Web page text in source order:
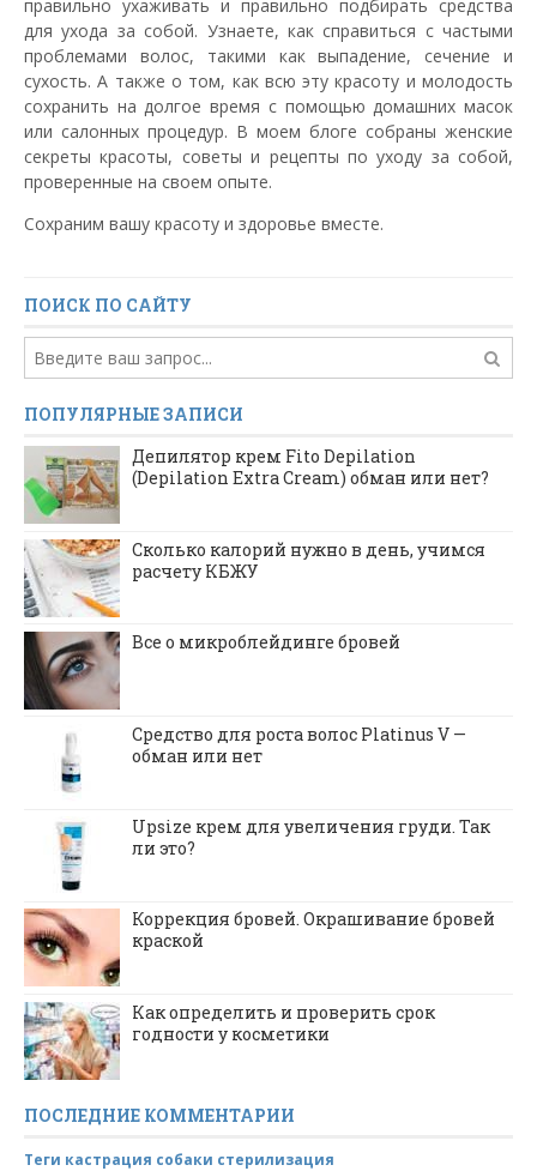
правильно ухаживать и правильно подбирать средства
для ухода за собой. Узнаете, как справиться с частыми
проблемами волос, такими как выпадение, сечение и
сухость. А также о том, как всю эту красоту и молодость
сохранить на долгое время с помощью домашних масок
или салонных процедур. В моем блоге собраны женские
секреты красоты, советы и рецепты по уходу за собой,
проверенные на своем опыте.
Сохраним вашу красоту и здоровье вместе.
ПОИСК ПО САЙТУ
ПОПУЛЯРНЫЕ ЗАПИСИ
Депилятор крем Fito Depilation
(Depilation Extra Cream) обман или нет?
Сколько калорий нужно в день, учимся
расчету КБЖУ
Все о микроблейдинге бровей
Средство для роста волос Platinus V —
обман или нет
Upsize крем для увеличения груди. Так
ли это?
Коррекция бровей. Окрашивание бровей
краской
Как определить и проверить срок
годности у косметики
ПОСЛЕДНИЕ КОММЕНТАРИИ
Теги кастрация собаки стерилизация